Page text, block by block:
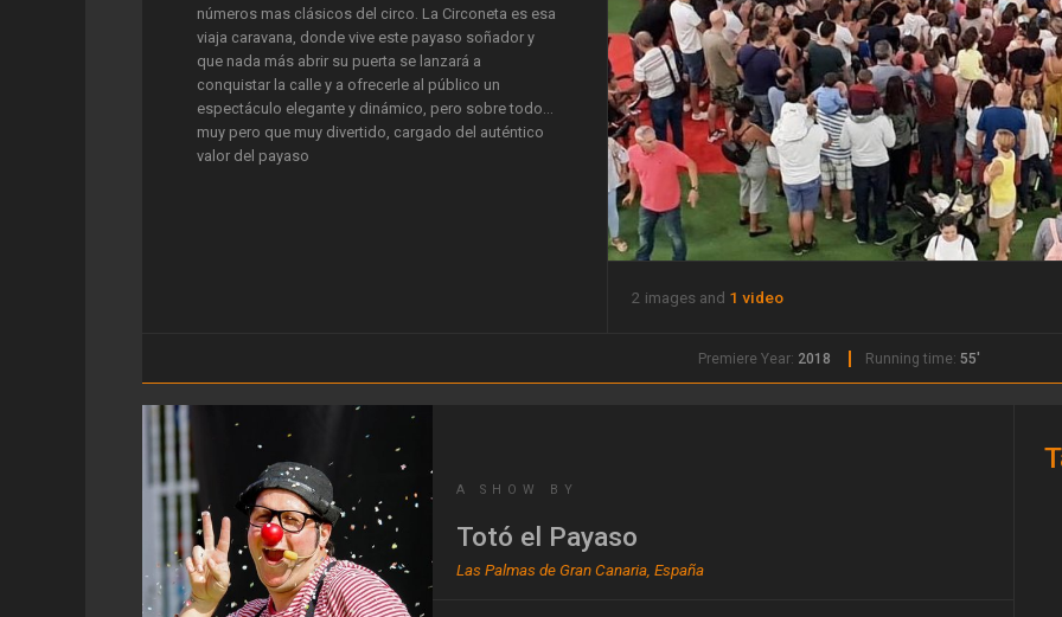
números mas clásicos del circo. La Circoneta es esa
viaja caravana, donde vive este payaso soñador y
que nada más abrir su puerta se lanzará a
conquistar la calle y a ofrecerle al público un
espectáculo elegante y dinámico, pero sobre todo...
muy pero que muy divertido, cargado del auténtico
valor del payaso
2 images and 1 video
Premiere Year: 2018 Running time: 55'
A SHOW BY
Totó el Payaso
Las Palmas de Gran Canaria, España